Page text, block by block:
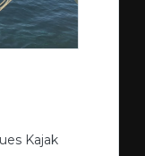
Kajak